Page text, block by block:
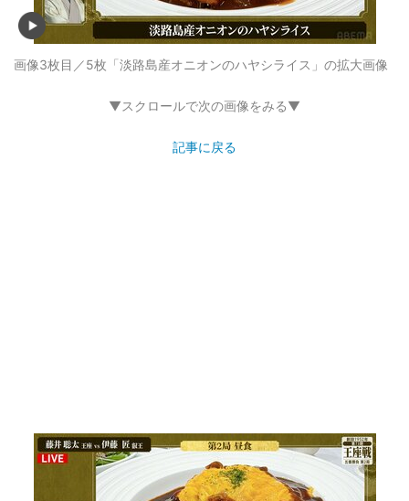
画像3枚目／5枚 「淡路島産オニオンのハヤシライス」の拡大画像
▼スクロールで次の画像をみる▼
記事に戻る